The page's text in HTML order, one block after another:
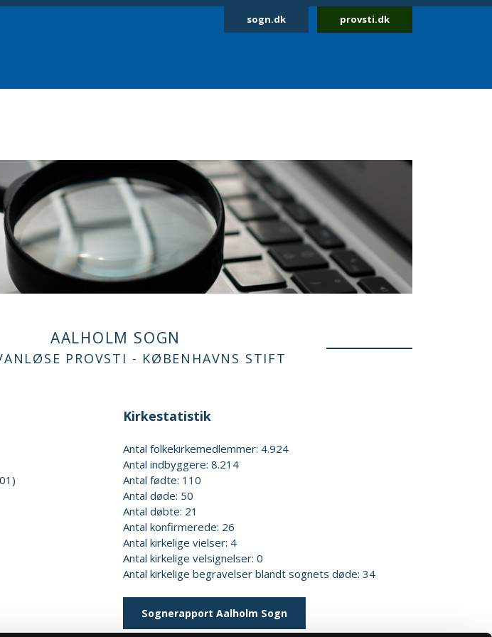
sogn.dk provsti.dk
AALHOLM SOGN
PROVSTI - KØBENHAVNS STIFT
Kirkestatistik
Antal folkekirkemedlemmer: 4.924
Antal indbyggere: 8.214
Antal fødte: 110
Antal døde: 50
Antal døbte: 21
Antal konfirmerede: 26
Antal kirkelige vielser: 4
Antal kirkelige velsignelser: 0
Antal kirkelige begravelser blandt sognets døde: 34
Sognerapport Aalholm Sogn